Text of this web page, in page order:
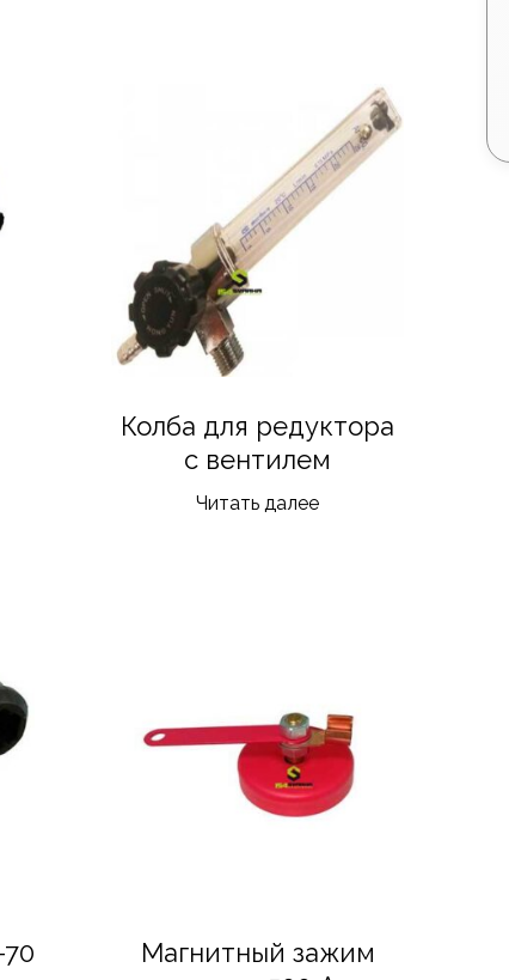
Колба для редуктора
с вентилем
Читать далее
Магнитный зажим